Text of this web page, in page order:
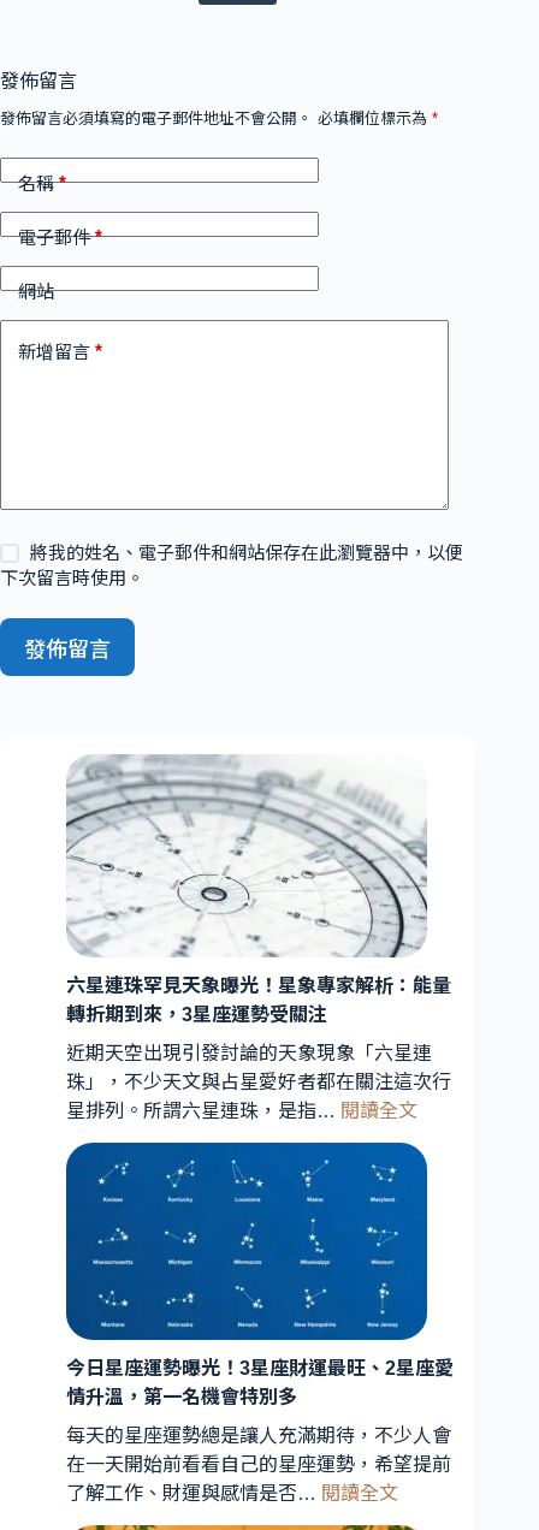
發佈留言
發佈留言必須填寫的電子郵件地址不會公開。 必填欄位標示為 *
名稱*
電子郵件*
網站
新增留言 *
將我的姓名、電子郵件和網站保存在此瀏覽器中，以便
下次留言時使用。
發佈留言
六星連珠罕見天象曝光！星象專家解析：能量
轉折期到來，3星座運勢受關注
近期天空出現引發討論的天象現象「六星連
珠」，不少天文與占星愛好者都在關注這次行
星排列。所謂六星連珠，是指… 閱讀全文:
星
象
曝
象
專
今日星座運勢曝光！3星座財運最旺、2星座愛
情升溫，第一名機會特別多
每天的星座運勢總是讓人充滿期待，不少人會
在一天開始前看看自己的星座運勢，希望提前
了解工作、財運與感情是否… 閱讀全文: